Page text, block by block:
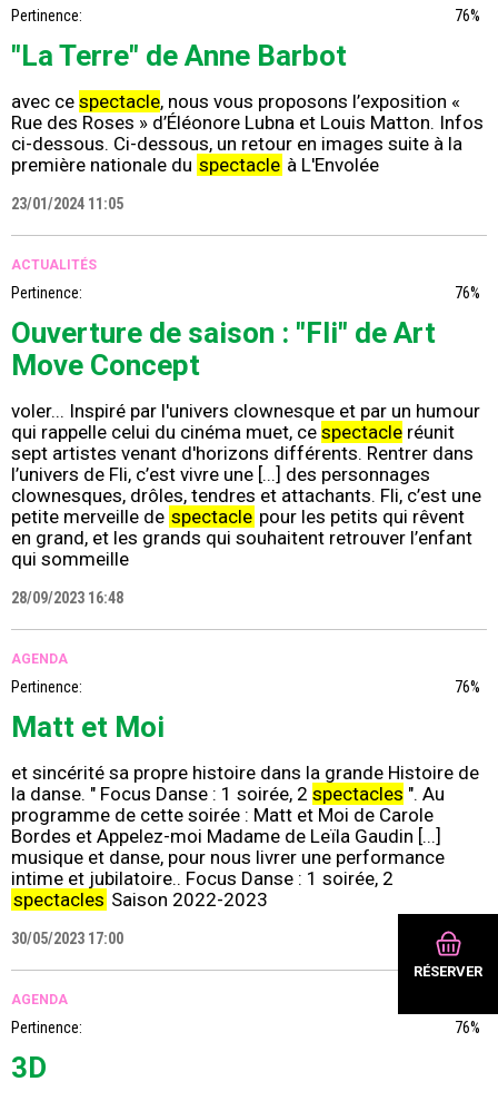
RÉSERVER
Pertinence: 76%
"La Terre" de Anne Barbot
avec ce spectacle, nous vous proposons l’exposition «
Rue des Roses » d’Éléonore Lubna et Louis Matton. Infos
ci-dessous. Ci-dessous, un retour en images suite à la
première nationale du spectacle à L'Envolée
23/01/2024 11:05
ACTUALITÉS
Pertinence: 76%
Ouverture de saison : "Fli" de Art
Move Concept
voler... Inspiré par l'univers clownesque et par un humour
qui rappelle celui du cinéma muet, ce spectacle réunit
sept artistes venant d'horizons différents. Rentrer dans
l’univers de Fli, c’est vivre une [...] des personnages
clownesques, drôles, tendres et attachants. Fli, c’est une
petite merveille de spectacle pour les petits qui rêvent
en grand, et les grands qui souhaitent retrouver l’enfant
qui sommeille
28/09/2023 16:48
AGENDA
Pertinence: 76%
Matt et Moi
et sincérité sa propre histoire dans la grande Histoire de
la danse. " Focus Danse : 1 soirée, 2 spectacles ". Au
programme de cette soirée : Matt et Moi de Carole
Bordes et Appelez-moi Madame de Leïla Gaudin [...]
musique et danse, pour nous livrer une performance
intime et jubilatoire.. Focus Danse : 1 soirée, 2
spectacles Saison 2022-2023
30/05/2023 17:00
AGENDA
Pertinence: 76%
3D